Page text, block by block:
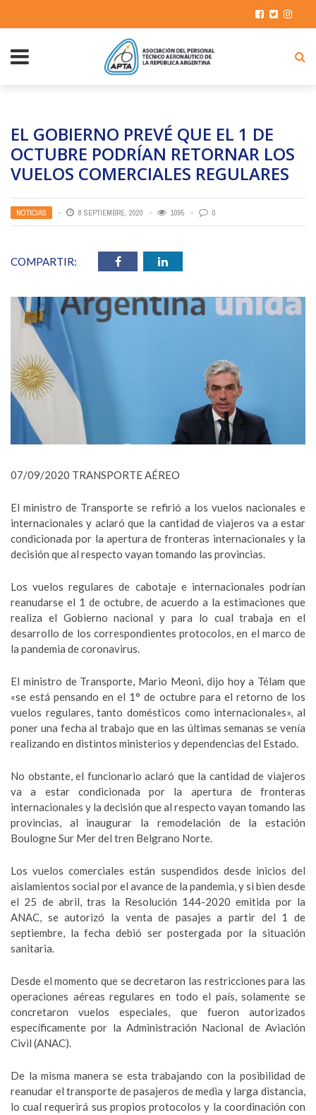
EL GOBIERNO PREVÉ QUE EL 1 DE
OCTUBRE PODRÍAN RETORNAR LOS
VUELOS COMERCIALES REGULARES
NOTICIAS 8 SEPTIEMBRE, 2020 1095 0
COMPARTIR:
07/09/2020 TRANSPORTE AÉREO
El ministro de Transporte se refirió a los vuelos nacionales e
internacionales y aclaró que la cantidad de viajeros va a estar
condicionada por la apertura de fronteras internacionales y la
decisión que al respecto vayan tomando las provincias.
Los vuelos regulares de cabotaje e internacionales podrían
reanudarse el 1 de octubre, de acuerdo a la estimaciones que
realiza el Gobierno nacional y para lo cual trabaja en el
desarrollo de los correspondientes protocolos, en el marco de
la pandemia de coronavirus.
El ministro de Transporte, Mario Meoni, dijo hoy a Télam que
«se está pensando en el 1° de octubre para el retorno de los
vuelos regulares, tanto domésticos como internacionales», al
poner una fecha al trabajo que en las últimas semanas se venía
realizando en distintos ministerios y dependencias del Estado.
No obstante, el funcionario aclaró que la cantidad de viajeros
va a estar condicionada por la apertura de fronteras
internacionales y la decisión que al respecto vayan tomando las
provincias, al inaugurar la remodelación de la estación
Boulogne Sur Mer del tren Belgrano Norte.
Los vuelos comerciales están suspendidos desde inicios del
aislamientos social por el avance de la pandemia, y si bien desde
el 25 de abril, tras la Resolución 144-2020 emitida por la
ANAC, se autorizó la venta de pasajes a partir del 1 de
septiembre, la fecha debió ser postergada por la situación
sanitaria.
Desde el momento que se decretaron las restricciones para las
operaciones aéreas regulares en todo el país, solamente se
concretaron vuelos especiales, que fueron autorizados
específicamente por la Administración Nacional de Aviación
Civil (ANAC).
De la misma manera se esta trabajando con la posibilidad de
reanudar el transporte de pasajeros de media y larga distancia,
lo cual requerirá sus propios protocolos y la coordinación con